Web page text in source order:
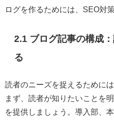
ログを作るためには、SEO対
2.1 ブログ記事の構成
る
読者のニーズを捉えるために
まず、読者が知りたいことを
を提供しましょう。導入部、